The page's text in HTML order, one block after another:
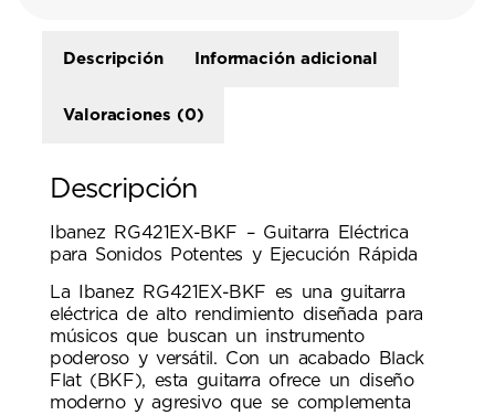
Descripción Información adicional
Valoraciones (0)
Descripción
Ibanez RG421EX-BKF – Guitarra Eléctrica
para Sonidos Potentes y Ejecución Rápida
La Ibanez RG421EX-BKF es una guitarra
eléctrica de alto rendimiento diseñada para
músicos que buscan un instrumento
poderoso y versátil. Con un acabado Black
Flat (BKF), esta guitarra ofrece un diseño
moderno y agresivo que se complementa